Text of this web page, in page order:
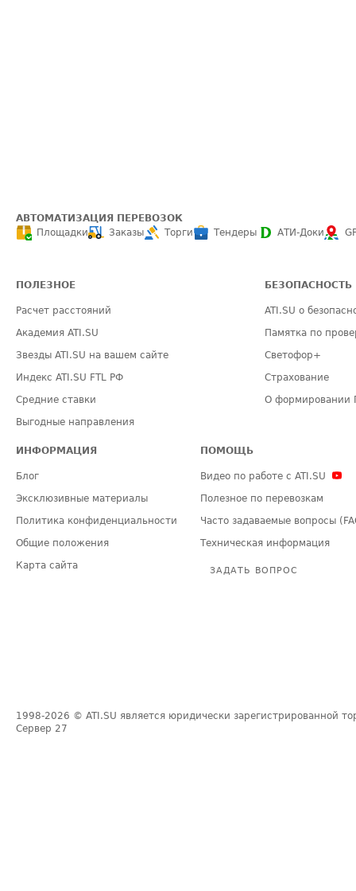
АВТОМАТИЗАЦИЯ ПЕРЕВОЗОК
Площадки
Заказы Торги Тендеры АТИ-Доки
ПОЛЕЗНОЕ
Расчет расстояний
Академия ATI.SU
Звезды ATI.SU на вашем сайте
Индекс ATI.SU FTL РФ
Средние ставки
Выгодные направления
БЕЗОПАСНОСТЬ
ATI.SU о
Памятка по
Светофор+
Страхование
О формировании
ИНФОРМАЦИЯ
Блог
Эксклюзивные материалы
Политика конфиденциальности
Общие положения
Карта сайта
ПОМОЩЬ
Видео по работе с ATI.SU
Полезное по перевозкам
Часто задаваемые вопросы
Техническая информация
ЗАДАТЬ ВОПРОС
1998-2026 © ATI.SU является юридически зарегистрированной
Сервер 27